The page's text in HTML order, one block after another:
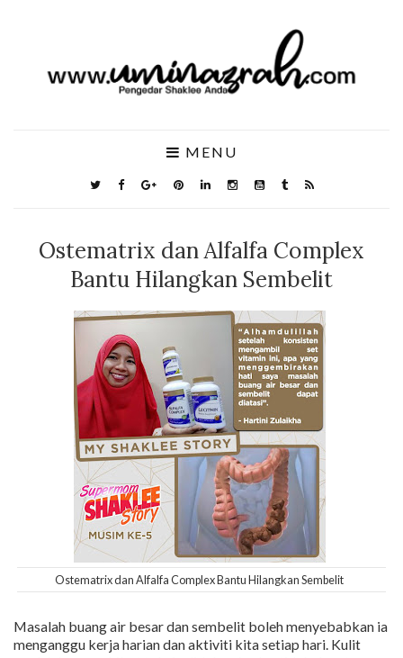
MENU
Ostematrix dan Alfalfa Complex
Bantu Hilangkan Sembelit
Ostematrix dan Alfalfa Complex Bantu Hilangkan Sembelit
Masalah buang air besar dan sembelit boleh menyebabkan ia
menganggu kerja harian dan aktiviti kita setiap hari. Kulit